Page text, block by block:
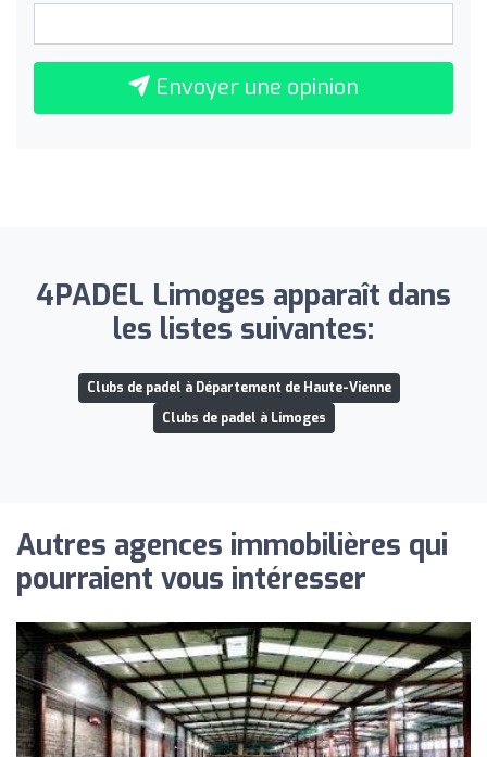
Envoyer une opinion
4PADEL Limoges apparaît dans
les listes suivantes:
Clubs de padel à Département de Haute-Vienne
Clubs de padel à Limoges
Autres agences immobilières qui
pourraient vous intéresser